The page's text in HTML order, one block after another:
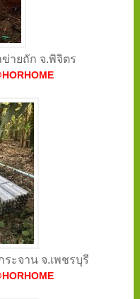
ายถัก จ.พิจิตร
ระจาน จ.เพชรบุรี